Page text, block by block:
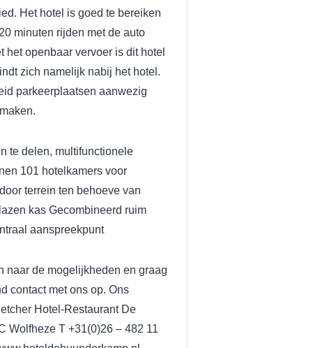
Het hotel is goed te bereiken
minuten rijden met de auto
het openbaar vervoer is dit hotel
zich namelijk nabij het hotel.
parkeerplaatsen aanwezig
te delen, multifunctionele
101 hotelkamers voor
terrein ten behoeve van
kas Gecombineerd ruim
aanspreekpunt
naar de mogelijkheden en graag
contact met ons op. Ons
Hotel-Restaurant De
Wolfheze T +31(0)26 – 482 11